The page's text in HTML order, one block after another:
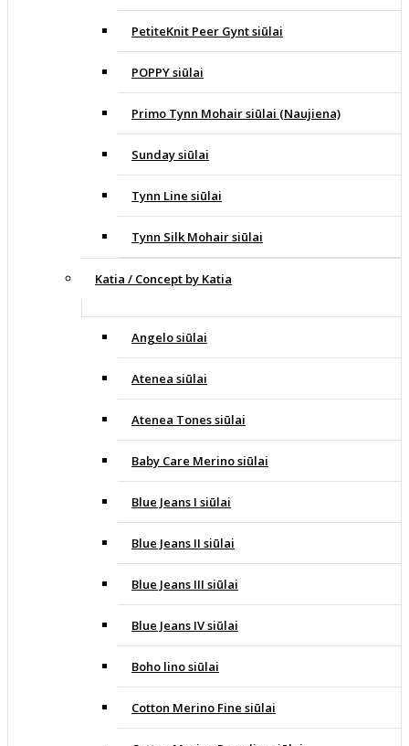
PetiteKnit Peer Gynt siūlai
POPPY siūlai
Primo Tynn Mohair siūlai (Naujiena)
Sunday siūlai
Tynn Line siūlai
Tynn Silk Mohair siūlai
Katia / Concept by Katia
Angelo siūlai
Atenea siūlai
Atenea Tones siūlai
Baby Care Merino siūlai
Blue Jeans I siūlai
Blue Jeans II siūlai
Blue Jeans III siūlai
Blue Jeans IV siūlai
Boho lino siūlai
Cotton Merino Fine siūlai